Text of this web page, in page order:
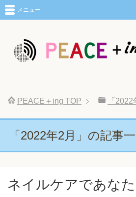
メニュー
PEACE＋ing TOP 「
「2022年2月」の記事
ネイルケアであな